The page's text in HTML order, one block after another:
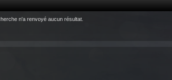
n'a renvoyé aucun résultat.